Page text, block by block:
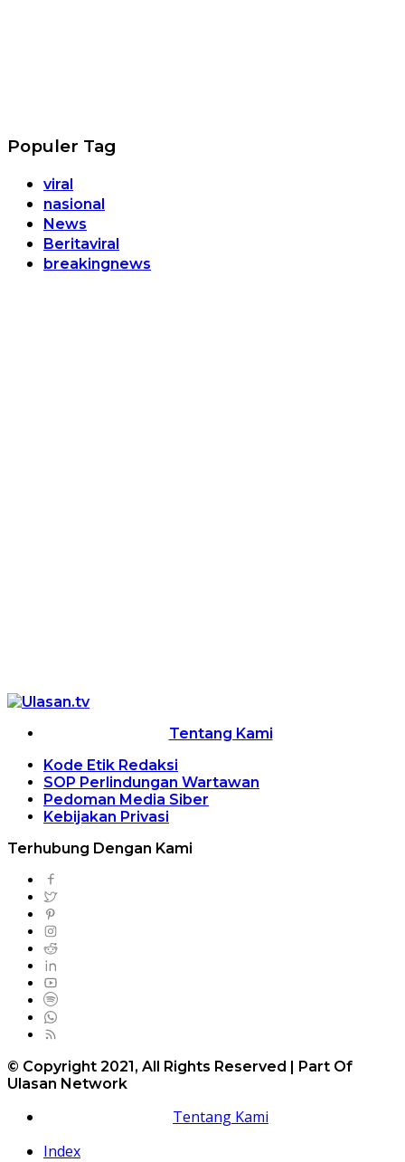
Populer Tag
viral
nasional
News
Beritaviral
breakingnews
Tentang Kami
Kode Etik Redaksi
SOP Perlindungan Wartawan
Pedoman Media Siber
Kebijakan Privasi
Terhubung Dengan Kami
© Copyright 2021, All Rights Reserved | Part Of
Ulasan Network
Tentang Kami
Index